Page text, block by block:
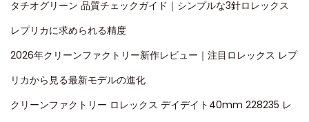
タチオグリーン 品質チェックガイド｜シンプルな3針ロレックス
レプリカに求められる精度
2026年クリーンファクトリー新作レビュー｜注目ロレックス レプ
リカから見る最新モデルの進化
クリーンファクトリー ロレックス デイデイト40mm 228235 レ